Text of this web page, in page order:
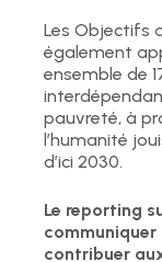
Les Objectifs
également
ensemble de
pauvreté, à
l’humanité
d’ici 2030.
Le reporting
communiquer
contribuer